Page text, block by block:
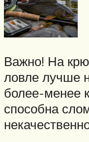
Важно! На
ловле лучше
более-менее
способна